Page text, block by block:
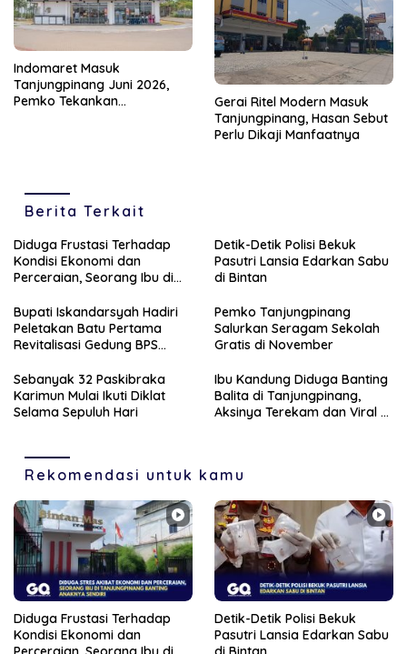
Indomaret Masuk
Tanjungpinang Juni 2026,
Pemko Tekankan
Gerai Ritel Modern Masuk
Tanjungpinang, Hasan Sebut
Perlu Dikaji Manfaatnya
Berita Terkait
Diduga Frustasi Terhadap
Kondisi Ekonomi dan
Perceraian, Seorang Ibu di
Anaknya Sendiri
Detik-Detik Polisi Bekuk
Pasutri Lansia Edarkan Sabu
di Bintan
Bupati Iskandarsyah Hadiri
Peletakan Batu Pertama
Revitalisasi Gedung BPS
Pemko Tanjungpinang
Salurkan Seragam Sekolah
Gratis di November
Sebanyak 32 Paskibraka
Karimun Mulai Ikuti Diklat
Selama Sepuluh Hari
Ibu Kandung Diduga Banting
Balita di Tanjungpinang,
Aksinya Terekam dan Viral di
Rekomendasi untuk kamu
Diduga Frustasi Terhadap
Kondisi Ekonomi dan
Detik-Detik Polisi Bekuk
Pasutri Lansia Edarkan Sabu